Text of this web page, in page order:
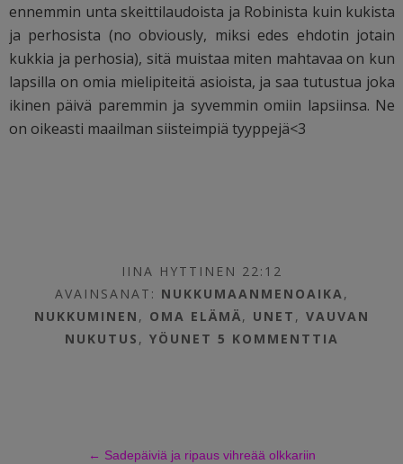
ennemmin unta skeittilaudoista ja Robinista kuin kukista
ja perhosista (no obviously, miksi edes ehdotin jotain
kukkia ja perhosia), sitä muistaa miten mahtavaa on kun
lapsilla on omia mielipiteitä asioista, ja saa tutustua joka
ikinen päivä paremmin ja syvemmin omiin lapsiinsa. Ne
on oikeasti maailman siisteimpiä tyyppejä<3
IINA HYTTINEN 22:12
AVAINSANAT: NUKKUMAANMENOAIKA,
NUKKUMINEN , OMA ELÄMÄ, UNET ,VAUVAN
NUKUTUS ,YÖUNET 5 KOMMENTTIA
← Sadepäiviä ja ripaus vihreää olkkariin